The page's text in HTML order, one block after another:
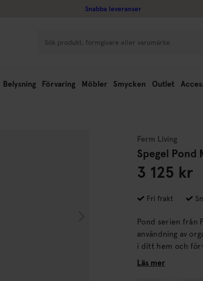
Snabba leveranser
Belysning Förvaring Möbler Smycken Outlet
Ferm Living
Spegel Pond
3 125 kr
Fri frakt
Pond serien från
användning av
i ditt hem och
väggdekoration. Denna något mindre variant av vår klassiska Pond Spegel
Läs mer